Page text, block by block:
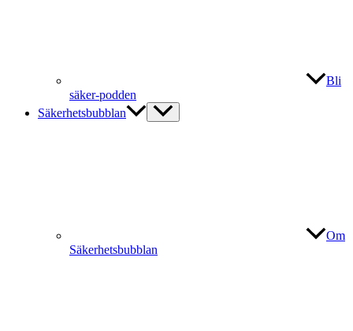
Bli
säker-podden
Säkerhetsbubblan
Om
Säkerhetsbubblan